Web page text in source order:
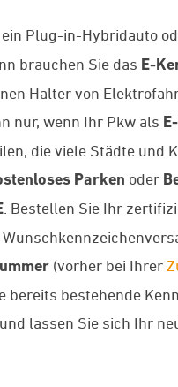
ein Plug-in-Hybridauto
brauchen Sie das E-
Halter von
nur, wenn Ihr Pkw als
die viele Städte und
Parken oder
. Bestellen Sie Ihr
(vorher bei Ihrer
bereits bestehende
lassen Sie sich Ihr